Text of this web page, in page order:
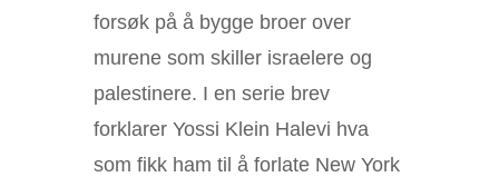
forsøk på å bygge broer over
murene som skiller israelere og
palestinere. I en serie brev
forklarer Yossi Klein Halevi hva
som fikk ham til å forlate New York